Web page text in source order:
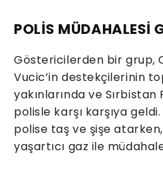
POLİS MÜDAHALESİ
Göstericilerden bir grup,
Vucic’in destekçilerinin
yakınlarında ve
polisle karşı karşıya
polise taş ve şişe
yaşartıcı gaz ile